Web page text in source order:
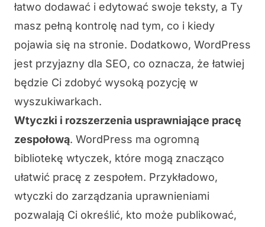
łatwo dodawać i edytować swoje teksty, a Ty
masz pełną kontrolę nad tym, co i kiedy
pojawia się na stronie. Dodatkowo, WordPress
jest przyjazny dla SEO, co oznacza, że łatwiej
będzie Ci zdobyć wysoką pozycję w
wyszukiwarkach.
Wtyczki i rozszerzenia usprawniające pracę
zespołową. WordPress ma ogromną
bibliotekę wtyczek, które mogą znacząco
ułatwić pracę z zespołem. Przykładowo,
wtyczki do zarządzania uprawnieniami
pozwalają Ci określić, kto może publikować,